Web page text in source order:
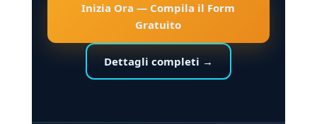
Inizia Ora — Compila il Form
Gratuito
Dettagli completi →